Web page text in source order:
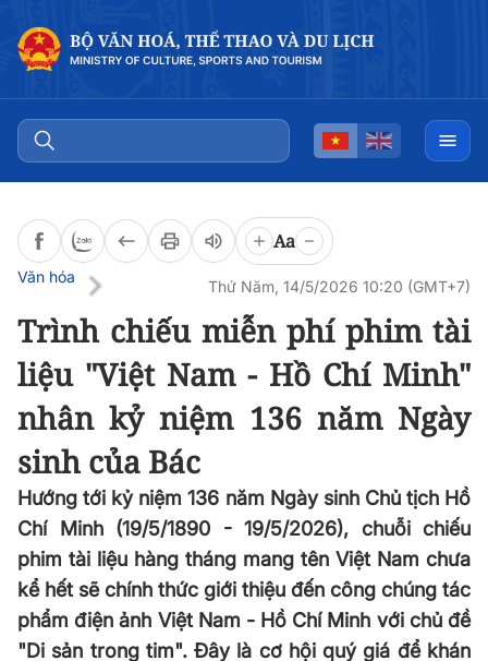
Aa
Văn hóa
Thứ Năm, 14/5/2026 10:20 (GMT+7)
Trình chiếu miễn phí phim tài
liệu "Việt Nam - Hồ Chí Minh"
nhân kỷ niệm 136 năm Ngày
sinh của Bác
Hướng tới kỷ niệm 136 năm Ngày sinh Chủ tịch Hồ
Chí Minh (19/5/1890 - 19/5/2026), chuỗi chiếu
phim tài liệu hàng tháng mang tên Việt Nam chưa
kể hết sẽ chính thức giới thiệu đến công chúng tác
phẩm điện ảnh Việt Nam - Hồ Chí Minh với chủ đề
"Di sản trong tim". Đây là cơ hội quý giá để khán
Đọc bài